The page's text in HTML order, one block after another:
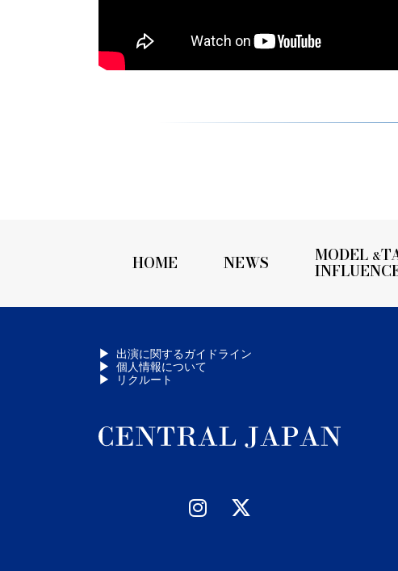
HOME NEWS MODEL &
出演に関するガイドライン
個人情報について
リクルート